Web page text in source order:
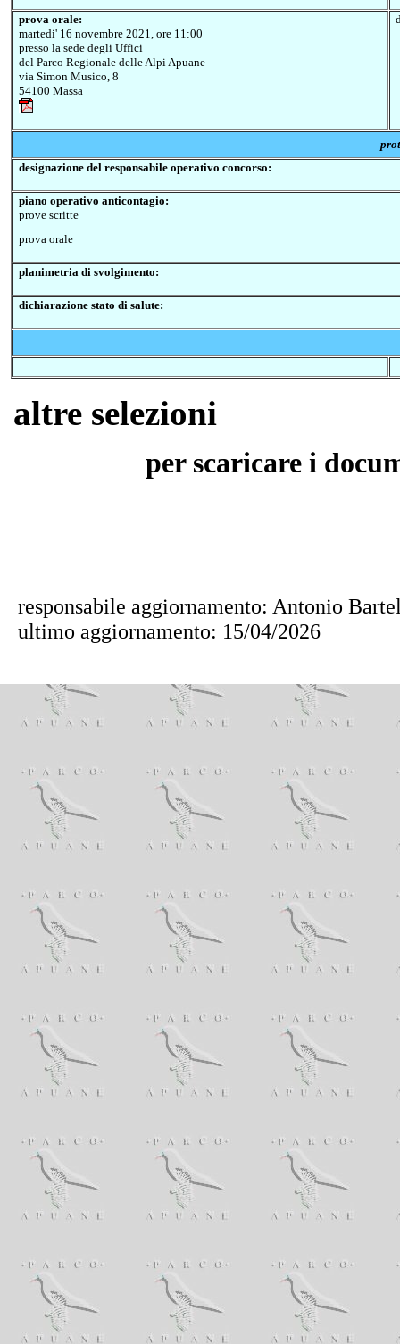
prova orale:
martedi' 16 novembre 2021, ore 11:00
presso la sede degli Uffici
del Parco Regionale delle Alpi Apuane
via Simon Musico, 8
54100 Massa
designazione del responsabile operativo concorso:
piano operativo anticontagio:
prove scritte
prova orale
planimetria di svolgimento:
dichiarazione stato di salute:
altre selezioni
per scaricare i
responsabile aggiornamento: Antonio
ultimo aggiornamento: 15/04/2026